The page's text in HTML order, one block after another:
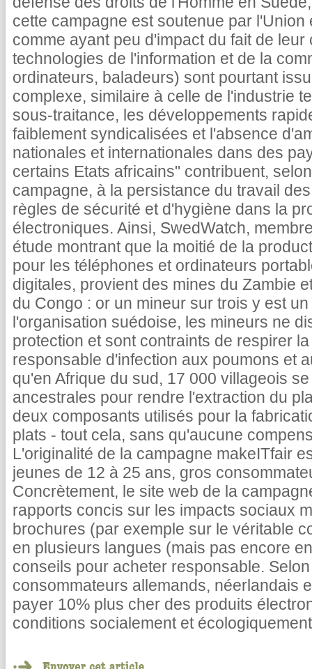
cette campagne est soutenue par
comme ayant peu d'impact du fait de
technologies de l'information et de la
ordinateurs, baladeurs) sont pourtant
complexe, similaire à celle de l'industrie
sous-traitance, les développements
faiblement syndicalisées et l'absence
nationales et internationales dans des
certains Etats africains" contribuent,
campagne, à la persistance du travail
règles de sécurité et d'hygiène dans la
électroniques. Ainsi, SwedWatch,
étude montrant que la moitié de la
pour les téléphones et ordinateurs
digitales, provient des mines du Zambie
du Congo : or un mineur sur trois y est
l'organisation suédoise, les mineurs ne
protection et sont contraints de respirer
responsable d'infection aux poumons et
qu'en Afrique du sud, 17 000 villageois
ancestrales pour rendre l'extraction du
deux composants utilisés pour la
plats - tout cela, sans qu'aucune
L'originalité de la campagne makeITfair
jeunes de 12 à 25 ans, gros
Concrètement, le site web de la
rapports concis sur les impacts sociaux
brochures (par exemple sur le véritable
en plusieurs langues (mais pas encore
conseils pour acheter responsable.
consommateurs allemands, néerlandais
payer 10% plus cher des produits
conditions socialement et